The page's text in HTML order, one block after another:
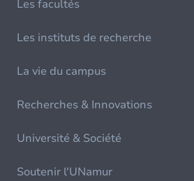
Les facultés
Les instituts de recherche
La vie du campus
Recherches & Innovations
Université & Société
Soutenir l'UNamur